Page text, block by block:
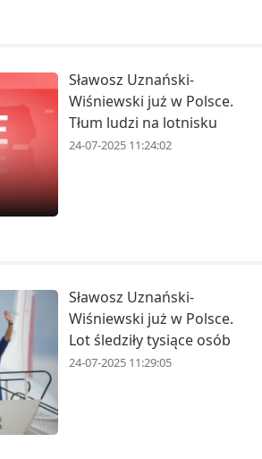
Sławosz Uznański-
Wiśniewski już w Polsce.
Tłum ludzi na lotnisku
24-07-2025 11:24:02
Sławosz Uznański-
Wiśniewski już w Polsce.
Lot śledziły tysiące osób
24-07-2025 11:29:05